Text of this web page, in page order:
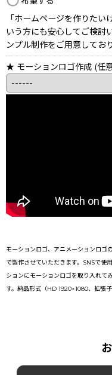
「ホームページを作りた
いう方にも安心してご検討
ンプル制作をご用意しており
★ モーションロゴ作成 (任
モーションロゴ、アニメーションロゴ
で製作させていただきます。SNSで使
ションにモーションロゴを取り入れて
す。納品形式（HD 1920×1080、拡張